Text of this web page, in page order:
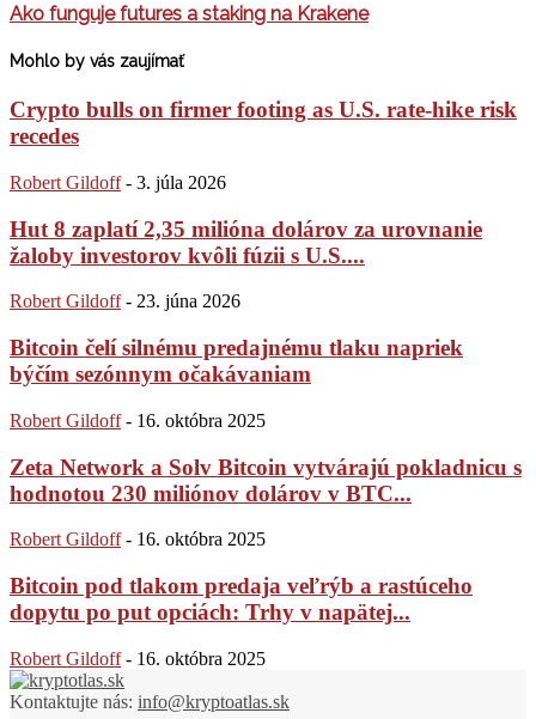
Ako funguje futures a staking na Krakene
Mohlo by vás zaujímať
Crypto bulls on firmer footing as U.S. rate-hike risk
recedes
Robert Gildoff - 3. júla 2026
Hut 8 zaplatí 2,35 milióna dolárov za urovnanie
žaloby investorov kvôli fúzii s U.S....
Robert Gildoff - 23. júna 2026
Bitcoin čelí silnému predajnému tlaku napriek
býčím sezónnym očakávaniam
Robert Gildoff - 16. októbra 2025
Zeta Network a Solv Bitcoin vytvárajú pokladnicu s
hodnotou 230 miliónov dolárov v BTC...
Robert Gildoff - 16. októbra 2025
Bitcoin pod tlakom predaja veľrýb a rastúceho
dopytu po put opciách: Trhy v napätej...
Robert Gildoff - 16. októbra 2025
Kontaktujte nás: info@kryptoatlas.sk